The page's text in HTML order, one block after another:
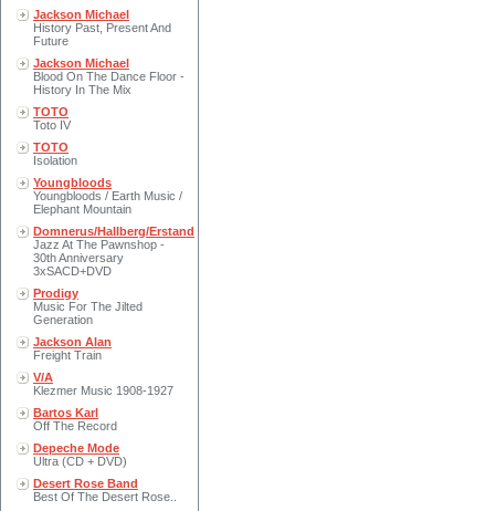
Jackson Michael
History Past, Present And
Future
Jackson Michael
Blood On The Dance Floor -
History In The Mix
TOTO
Toto IV
TOTO
Isolation
Youngbloods
Youngbloods / Earth Music /
Elephant Mountain
Domnerus/Hallberg/Erstand
Jazz At The Pawnshop -
30th Anniversary
3xSACD+DVD
Prodigy
Music For The Jilted
Generation
Jackson Alan
Freight Train
V/A
Klezmer Music 1908-1927
Bartos Karl
Off The Record
Depeche Mode
Ultra (CD + DVD)
Desert Rose Band
Best Of The Desert Rose..